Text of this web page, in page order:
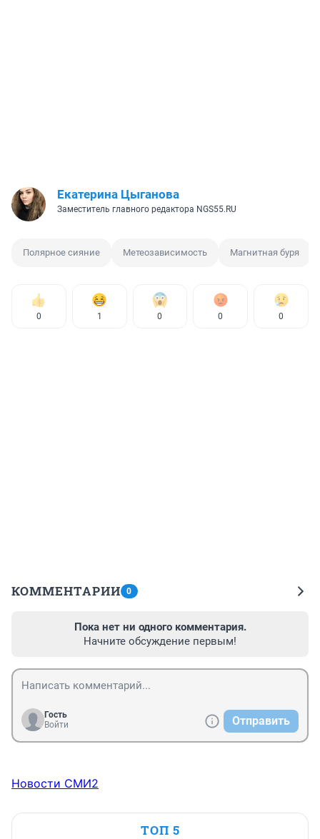
Екатерина Цыганова
Заместитель главного редактора NGS55.RU
Полярное сияние Метеозависимость Магнитная буря
0 1 0 0 0
КОММЕНТАРИИ 0
Пока нет ни одного комментария.
Начните обсуждение первым!
Гость
Войти
Отправить
Новости СМИ2
ТОП 5